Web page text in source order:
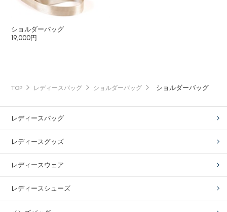
ショルダーバッグ
19,000円
TOP レディースバッグ ショルダーバッグ ショルダーバッグ
レディースバッグ
レディースグッズ
レディースウェア
レディースシューズ